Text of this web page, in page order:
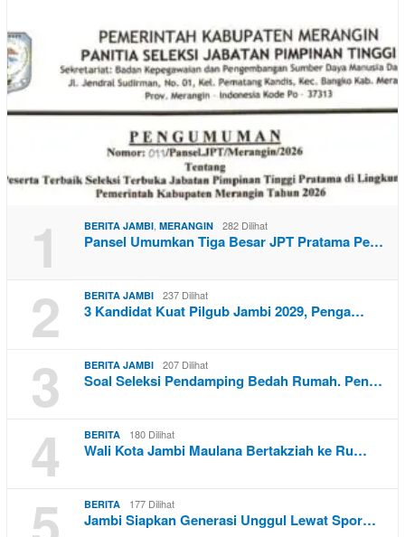
1 BERITA JAMBI, MERANGIN 282 Dilihat
Pansel Umumkan Tiga Besar JPT Pratama Pe…
2 BERITA JAMBI 237 Dilihat
3 Kandidat Kuat Pilgub Jambi 2029, Penga…
3 BERITA JAMBI 207 Dilihat
Soal Seleksi Pendamping Bedah Rumah. Pen…
4 BERITA 180 Dilihat
Wali Kota Jambi Maulana Bertakziah ke Ru…
BERITA 177 Dilihat
Jambi Siapkan Generasi Unggul Lewat Spor…